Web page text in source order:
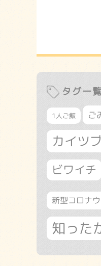
タグ一覧
1人ご飯 ご
カイツ
ビワイチ
新型コロナ
知った